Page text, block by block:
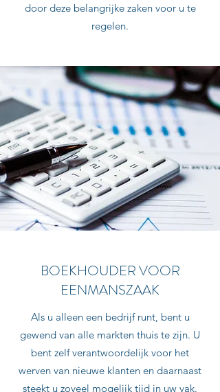
door deze belangrijke zaken voor u te
regelen.
BOEKHOUDER VOOR
EENMANSZAAK
Als u alleen een bedrijf runt, bent u
gewend van alle markten thuis te zijn. U
bent zelf verantwoordelijk voor het
werven van nieuwe klanten en daarnaast
steekt u zoveel mogelijk tijd in uw vak.